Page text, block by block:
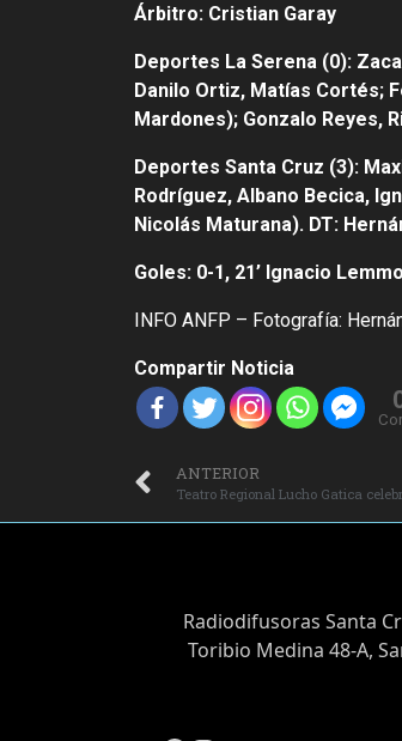
Árbitro: Cristian Garay
Deportes La Serena (0):
Danilo Ortiz, Matías Cortés;
Mardones); Gonzalo Reyes,
Deportes Santa Cruz (3):
Rodríguez, Albano Becica,
Nicolás Maturana). DT:
Goles: 0-1, 21’ Ignacio
INFO ANFP – Fotografía:
Compartir Noticia
ANTERIOR
Teatro Regional Lucho Gatica
Radiodifusoras Santa
Toribio Medina 48-A,